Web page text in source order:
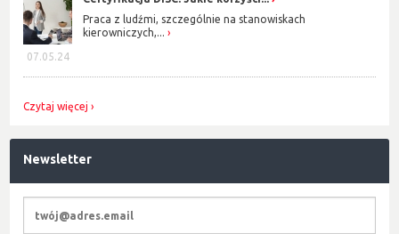
07.05.24
Praca z ludźmi, szczególnie na stanowiskach
kierowniczych,...
Czytaj więcej
Newsletter